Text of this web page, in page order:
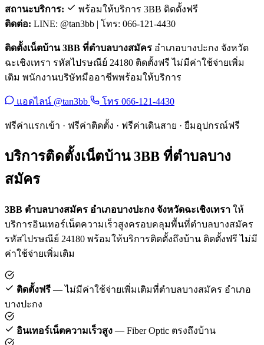
สถานะบริการ:
พร้อมให้บริการ 3BB ติดตั้งฟรี
ติดต่อ: LINE: @tan3bb | โทร: 066-121-4430
ติดตั้งเน็ตบ้าน 3BB ที่ตำบลบางสมัคร อำเภอบางปะกง จังหวัด
ฉะเชิงเทรา รหัสไปรษณีย์ 24180 ติดตั้งฟรี ไม่มีค่าใช้จ่ายเพิ่ม
เติม พนักงานบริษัทมืออาชีพพร้อมให้บริการ
แอดไลน์ @tan3bb โทร 066-121-4430
ฟรีค่าแรกเข้า · ฟรีค่าติดตั้ง · ฟรีค่าเดินสาย · ยืมอุปกรณ์ฟรี
บริการติดตั้งเน็ตบ้าน 3BB ที่ตำบลบาง
สมัคร
3BB ตำบลบางสมัคร อำเภอบางปะกง จังหวัดฉะเชิงเทรา ให้
บริการอินเทอร์เน็ตความเร็วสูงครอบคลุมพื้นที่ตำบลบางสมัคร
รหัสไปรษณีย์ 24180 พร้อมให้บริการติดตั้งถึงบ้าน ติดตั้งฟรี ไม่มี
ค่าใช้จ่ายเพิ่มเติม
ติดตั้งฟรี — ไม่มีค่าใช้จ่ายเพิ่มเติมที่ตำบลบางสมัคร อำเภอ
บางปะกง
อินเทอร์เน็ตความเร็วสูง — Fiber Optic ตรงถึงบ้าน